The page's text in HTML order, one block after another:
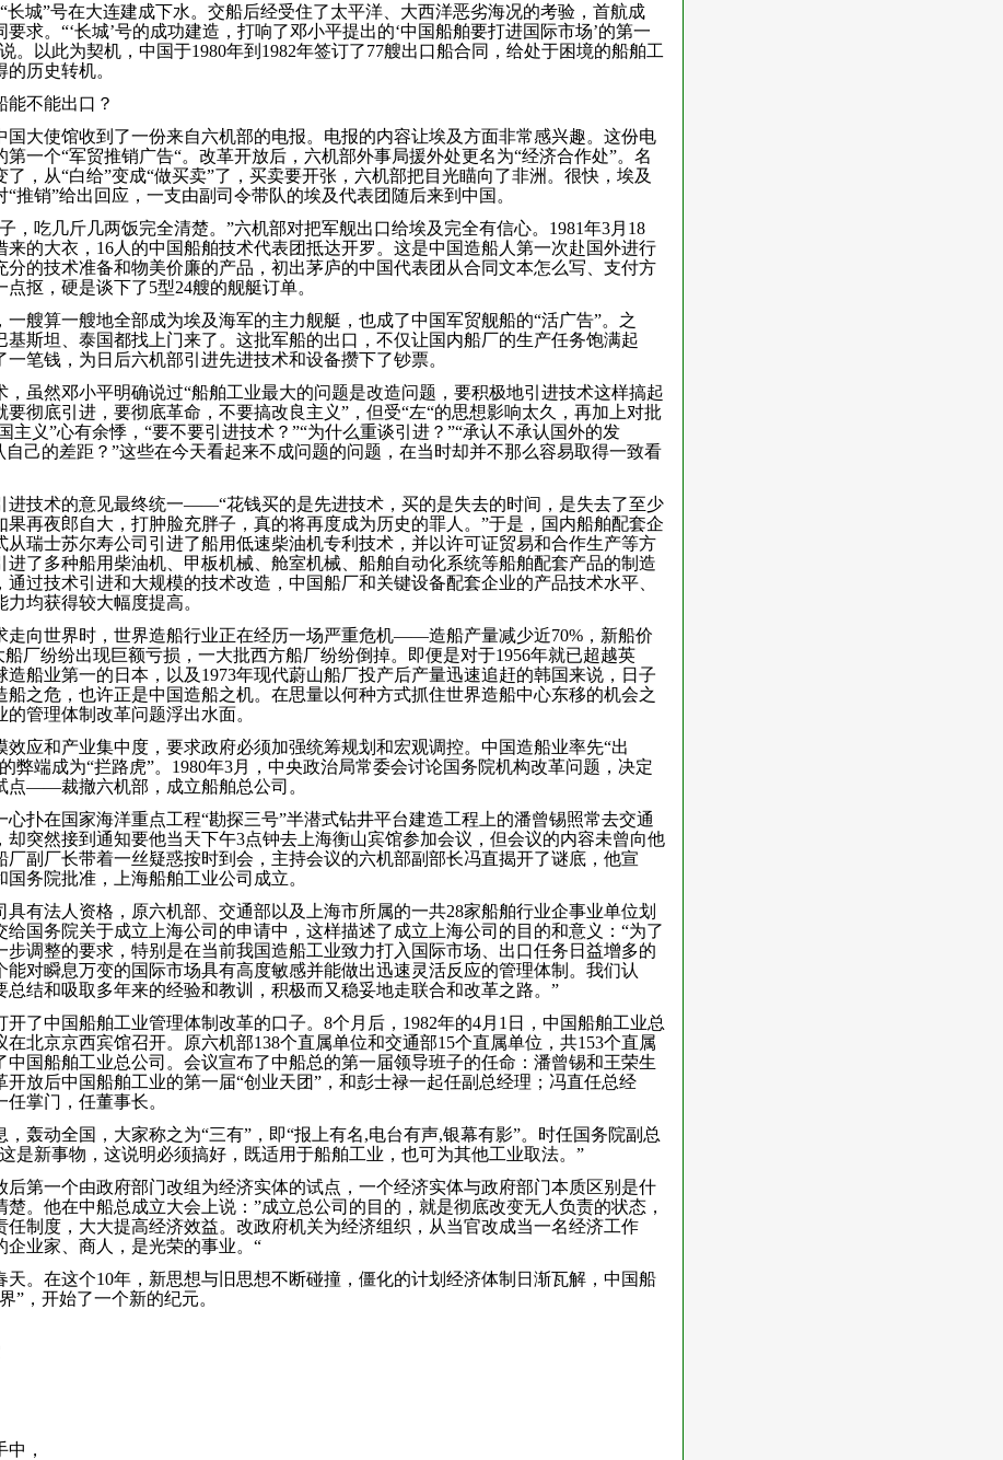
长城”号在大连建成下水。交船后经受住了太平洋、大西洋恶劣海况的考验，首航成
求。“‘长城’号的成功建造，打响了邓小平提出的‘中国船舶要打进国际市场’的第一
。以此为契机，中国于1980年到1982年签订了77艘出口船合同，给处于困境的船舶工
历史转机。
能不能出口？
国大使馆收到了一份来自六机部的电报。电报的内容让埃及方面非常感兴趣。这份电
第一个“军贸推销广告“。改革开放后，六机部外事局援外处更名为“经济合作处”。名
了，从“白给”变成“做买卖”了，买卖要开张，六机部把目光瞄向了非洲。很快，埃及
“推销”给出回应，一支由副司令带队的埃及代表团随后来到中国。
，吃几斤几两饭完全清楚。”六机部对把军舰出口给埃及完全有信心。1981年3月18
来的大衣，16人的中国船舶技术代表团抵达开罗。这是中国造船人第一次赴国外进行
分的技术准备和物美价廉的产品，初出茅庐的中国代表团从合同文本怎么写、支付方
抠，硬是谈下了5型24艘的舰艇订单。
一艘算一艘地全部成为埃及海军的主力舰艇，也成了中国军贸舰船的“活广告”。之
基斯坦、泰国都找上门来了。这批军船的出口，不仅让国内船厂的生产任务饱满起
一笔钱，为日后六机部引进先进技术和设备攒下了钞票。
，虽然邓小平明确说过“船舶工业最大的问题是改造问题，要积极地引进技术这样搞起
要彻底引进，要彻底革命，不要搞改良主义”，但受“左“的思想影响太久，再加上对批
主义”心有余悸，“要不要引进技术？”“为什么重谈引进？”“承认不承认国外的发
自己的差距？”这些在今天看起来不成问题的问题，在当时却并不那么容易取得一致看
进技术的意见最终统一——“花钱买的是先进技术，买的是失去的时间，是失去了至少
果再夜郎自大，打肿脸充胖子，真的将再度成为历史的罪人。”于是，国内船舶配套企
从瑞士苏尔寿公司引进了船用低速柴油机专利技术，并以许可证贸易和合作生产等方
进了多种船用柴油机、甲板机械、舱室机械、船舶自动化系统等船舶配套产品的制造
通过技术引进和大规模的技术改造，中国船厂和关键设备配套企业的产品技术水平、
均获得较大幅度提高。
走向世界时，世界造船行业正在经历一场严重危机——造船产量减少近70%，新船价
船厂纷纷出现巨额亏损，一大批西方船厂纷纷倒掉。即便是对于1956年就已超越英
造船业第一的日本，以及1973年现代蔚山船厂投产后产量迅速追赶的韩国来说，日子
船之危，也许正是中国造船之机。在思量以何种方式抓住世界造船中心东移的机会之
的管理体制改革问题浮出水面。
效应和产业集中度，要求政府必须加强统筹规划和宏观调控。中国造船业率先“出
弊端成为“拦路虎”。1980年3月，中央政治局常委会讨论国务院机构改革问题，决定
点——裁撤六机部，成立船舶总公司。
心扑在国家海洋重点工程“勘探三号”半潜式钻井平台建造工程上的潘曾锡照常去交通
却突然接到通知要他当天下午3点钟去上海衡山宾馆参加会议，但会议的内容未曾向他
厂副厂长带着一丝疑惑按时到会，主持会议的六机部副部长冯直揭开了谜底，他宣
务院批准，上海船舶工业公司成立。
具有法人资格，原六机部、交通部以及上海市所属的一共28家船舶行业企事业单位划
给国务院关于成立上海公司的申请中，这样描述了成立上海公司的目的和意义：“为了
步调整的要求，特别是在当前我国造船工业致力打入国际市场、出口任务日益增多的
能对瞬息万变的国际市场具有高度敏感并能做出迅速灵活反应的管理体制。我们认
总结和吸取多年来的经验和教训，积极而又稳妥地走联合和改革之路。”
开了中国船舶工业管理体制改革的口子。8个月后，1982年的4月1日，中国船舶工业总
在北京京西宾馆召开。原六机部138个直属单位和交通部15个直属单位，共153个直属
中国船舶工业总公司。会议宣布了中船总的第一届领导班子的任命：潘曾锡和王荣生
开放后中国船舶工业的第一届“创业天团”，和彭士禄一起任副总经理；冯直任总经
掌门，任董事长。
，轰动全国，大家称之为“三有”，即“报上有名,电台有声,银幕有影”。时任国务院副总
是新事物，这说明必须搞好，既适用于船舶工业，也可为其他工业取法。”
后第一个由政府部门改组为经济实体的试点，一个经济实体与政府部门本质区别是什
楚。他在中船总成立大会上说：”成立总公司的目的，就是彻底改变无人负责的状态，
任制度，大大提高经济效益。改政府机关为经济组织，从当官改成当一名经济工作
企业家、商人，是光荣的事业。“
天。在这个10年，新思想与旧思想不断碰撞，僵化的计划经济体制日渐瓦解，中国船
”，开始了一个新的纪元。
，